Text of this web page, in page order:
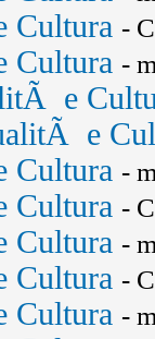
Cultura -
Cultura -
e
e
Cultura -
Cultura -
Cultura -
Cultura -
Cultura -